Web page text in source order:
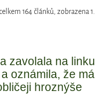
164 článků, zobrazena 1.
zavolala na linku
oznámila, že má
hroznýše